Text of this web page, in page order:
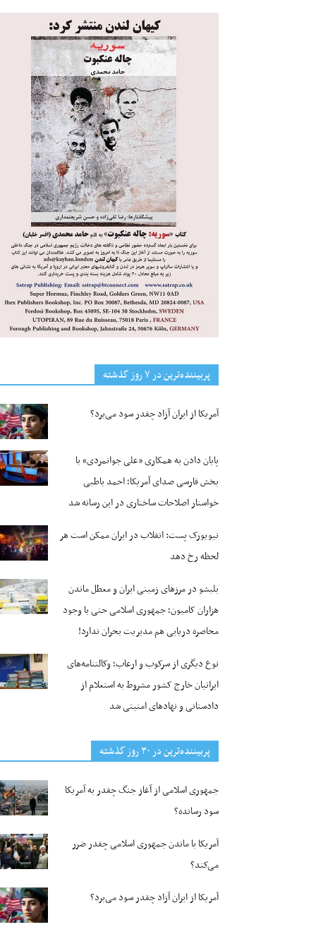
پربیننده‌ترین‌ در ۷ روز گذشته
آمریکا از ایران آزاد چقدر سود می‌برد؟
پایان دادن به همکاری «علی جوانمردی» با
بخش فارسی صدای آمریکا؛ احمد باطبی
خواستار اصلاحات ساختاری در این رسانه شد
نیویورک پست: انقلاب در ایران ممکن است هر
لحظه رخ دهد
بلبشو در مرزهای زمینی ایران و معطل ماندن
هزاران کامیون؛ جمهوری اسلامی حتی با وجود
محاصره دریایی هم مدیریت بحران ندارد!
نوع دیگری از سرکوب و ارعاب؛ وکالتنامه‌های
ایرانیان خارج کشور مشروط به استعلام از
دادستانی و نهادهای امنیتی شد
پربیننده‌ترین‌ در ۳۰ روز گذشته
جمهوری اسلامی از آغاز جنگ چقدر به آمریکا
سود رسانده؟
آمریکا با ماندن جمهوری اسلامی چقدر ضرر
می‌کند؟
آمریکا از ایران آزاد چقدر سود می‌برد؟